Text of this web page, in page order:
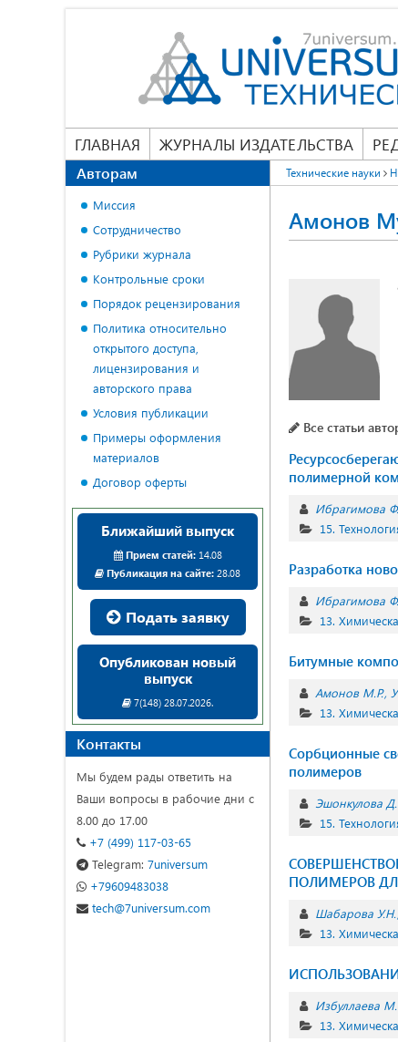
ГЛАВНАЯ ЖУРНАЛЫ ИЗДАТЕЛЬСТВА
Технические науки
Амонов
Все статьи
полимерной
Ибрагимова
15.
Разработка
Ибрагимова
13.
Битумные
Амонов М.Р.
13.
Сорбционные
полимеров
Эшонкулова
15.
ПОЛИМЕРОВ
Шабарова У.Н.
13.
Избуллаева
13.
Авторам
Миссия
Сотрудничество
Рубрики журнала
Контрольные сроки
Порядок рецензирования
Политика относительно
открытого доступа,
лицензирования и
авторского права
Условия публикации
Примеры оформления
материалов
Договор оферты
Ближайший выпуск
Прием статей:14.08
Публикация на сайте: 28.08
Подать заявку
Опубликован новый
выпуск
7(148) 28.07.2026.
Контакты
Мы будем рады ответить на
Ваши вопросы в рабочие дни с
8.00 до 17.00
+7 (499) 117-03-65
Telegram: 7universum
+79609483038
tech@7universum.com